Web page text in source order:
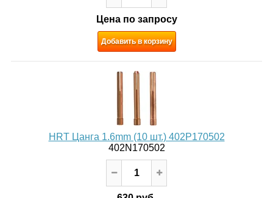
Цена по запросу
Добавить в корзину
HRT Цанга 1.6mm (10 шт.) 402P170502
402N170502